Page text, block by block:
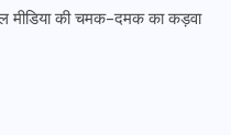
मीडिया की चमक-दमक का कड़वा